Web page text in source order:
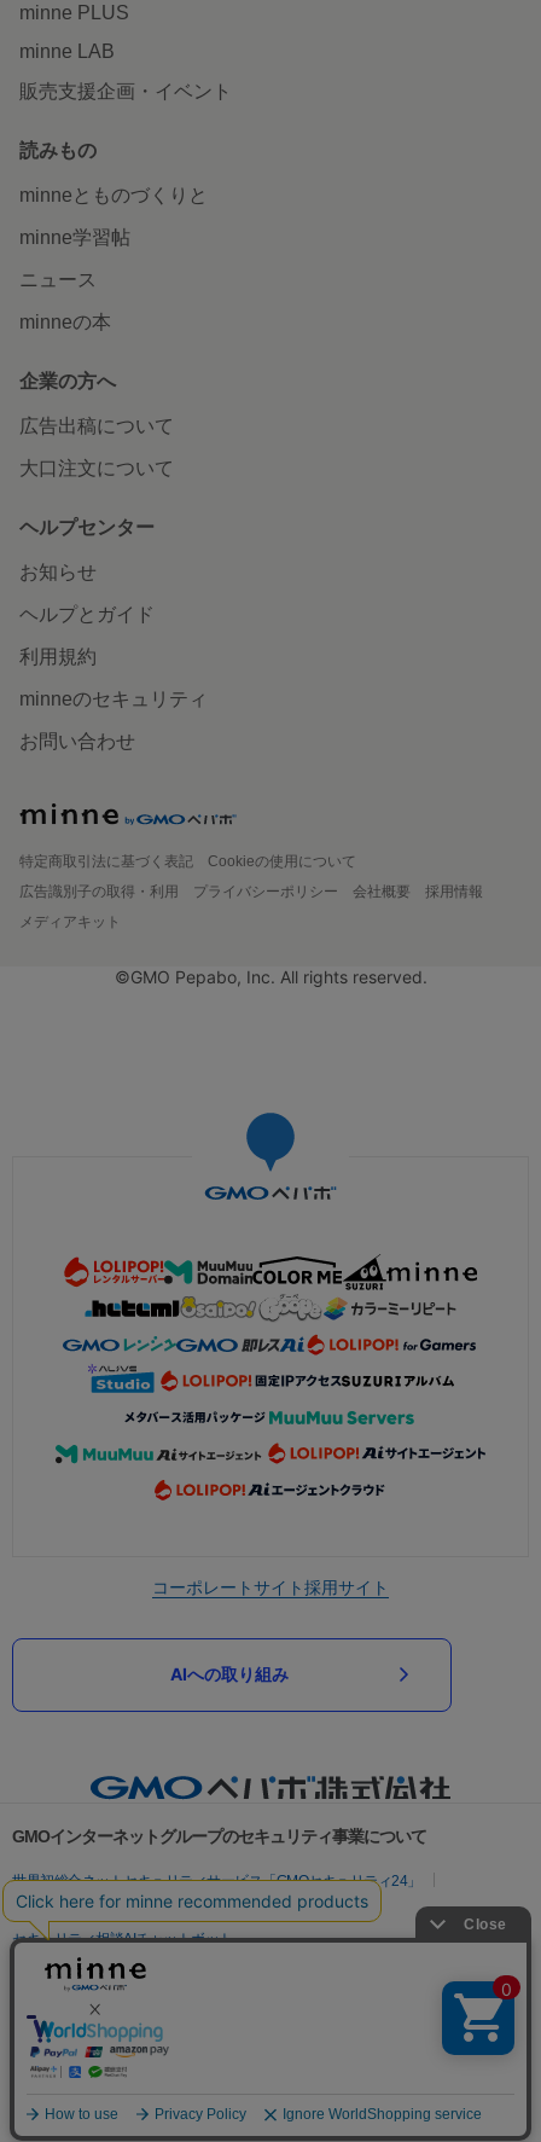
minne PLUS
minne LAB
販売支援企画・イベント
読みもの
minneとものづくりと
minne学習帖
ニュース
minneの本
企業の方へ
広告出稿について
大口注文について
ヘルプセンター
お知らせ
ヘルプとガイド
利用規約
minneのセキュリティ
お問い合わせ
特定商取引法に基づく表記
Cookieの使用について
広告識別子の取得・利用
プライバシーポリシー 会社概要
採用情報
メディアキット
©GMO Pepabo, Inc. All rights reserved.
コーポレートサイト採用サイト
AIへの取り組み
GMOインターネットグループのセキュリティ事業について
世界初総合ネットセキュリティサービス「GMOセキュリティ24」
パスワード漏洩診断
Webサイトリスク診断
セキュリティ相談AIチャットボット
実在証明・盗聴対策
サイバー攻撃対策（GMO Flatt Security）
セキュリティ事業の軌跡